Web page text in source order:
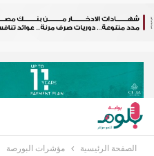
الصفحة الرئيسية مؤشرات البورصة